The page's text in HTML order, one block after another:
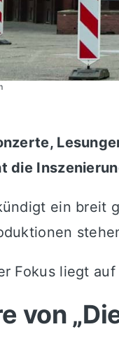
die
ein breit
Fokus liegt
von